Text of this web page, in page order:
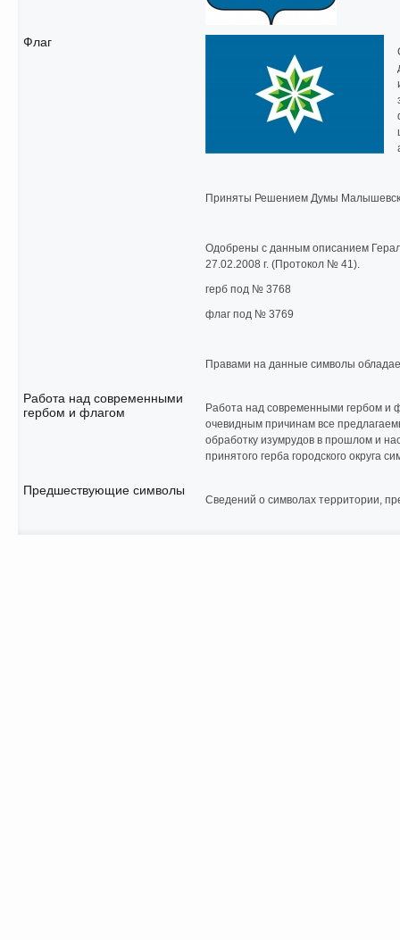
Флаг
Приняты Решением Думы
Одобрены с данным описанием
27.02.2008 г. (Протокол № 41).
герб под № 3768
флаг под № 3769
Правами на данные символы
Работа над современными
гербом и флагом
Работа над современными гербом и
очевидным причинам все
обработку изумрудов в прошлом и
принятого герба городского округа
Предшествующие символы
Сведений о символах территории,